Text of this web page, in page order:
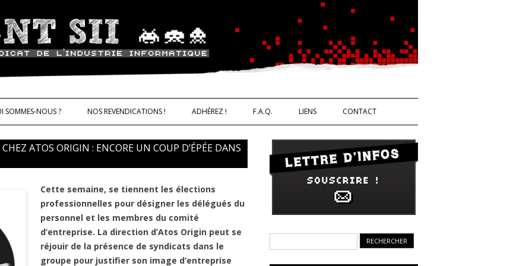
informatique CNT – Solidarité Ouvrière
SOMMES-NOUS ? NOS REVENDICATIONS ! ADHÉREZ ! F.A.Q. LIENS CONTACT
ATOS ORIGIN : ENCORE UN COUP D’ÉPÉE DANS
Cette semaine, se tiennent les élections
professionnelles pour désigner les délégués du
personnel et les membres du comité
d’entreprise. La direction d’Atos Origin peut se
réjouir de la présence de syndicats dans le
groupe pour justifier son image d’entreprise